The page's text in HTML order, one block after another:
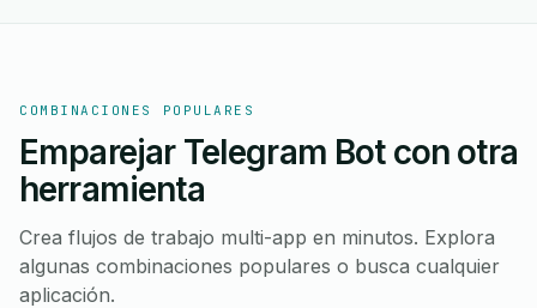
COMBINACIONES POPULARES
Emparejar Telegram Bot con otra
herramienta
Crea flujos de trabajo multi-app en minutos. Explora
algunas combinaciones populares o busca cualquier
aplicación.